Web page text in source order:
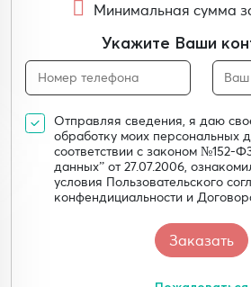
Минимальная сумма
Укажите Ваши
Отправляя сведения, я даю
обработку моих персональных
соответствии с законом №152-
данных” от 27.07.2006,
условия Пользовательского
конфендициальности и